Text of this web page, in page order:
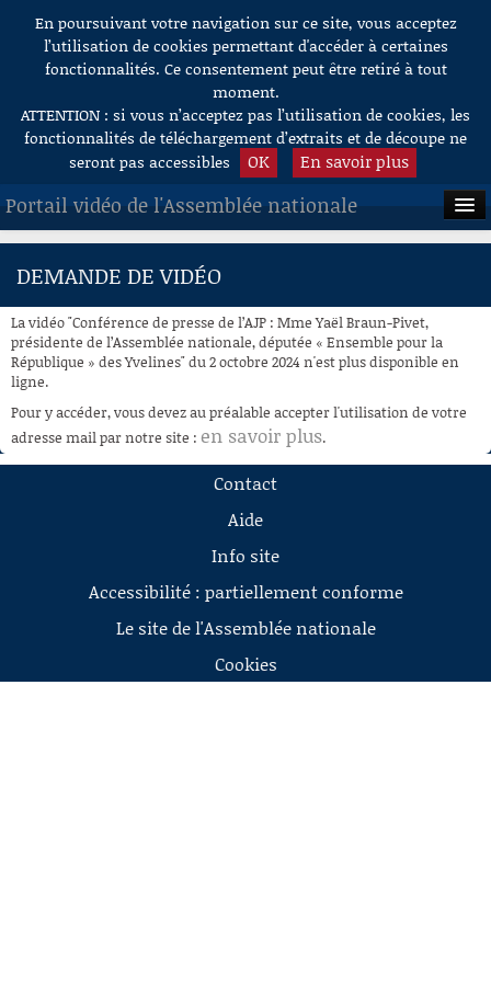
Aller au contenu
En poursuivant votre navigation sur ce site, vous acceptez
l’utilisation de cookies permettant d'accéder à certaines
fonctionnalités. Ce consentement peut être retiré à tout
moment.
ATTENTION : si vous n’acceptez pas l’utilisation de cookies, les
fonctionnalités de téléchargement d’extraits et de découpe ne
seront pas accessibles
OK En savoir plus
Portail vidéo de l'Assemblée nationale
ACCUEIL
À LA DEMANDE
RECHERCHE
AIDE À LA DÉCOUPE
DE VIDÉOS
DEMANDE DE VIDÉO
La vidéo "Conférence de presse de l’AJP : Mme Yaël Braun-Pivet,
présidente de l’Assemblée nationale, députée « Ensemble pour la
République » des Yvelines" du 2 octobre 2024 n'est plus disponible en
ligne.
Pour y accéder, vous devez au préalable accepter l'utilisation de votre
adresse mail par notre site : en savoir plus.
Contact
Aide
Info site
Accessibilité : partiellement conforme
Le site de l'Assemblée nationale
Cookies